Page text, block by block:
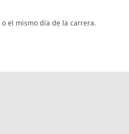
o el mismo día de la carrera.